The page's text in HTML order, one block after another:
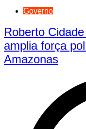
Governo
Roberto
amplia força
Amazonas